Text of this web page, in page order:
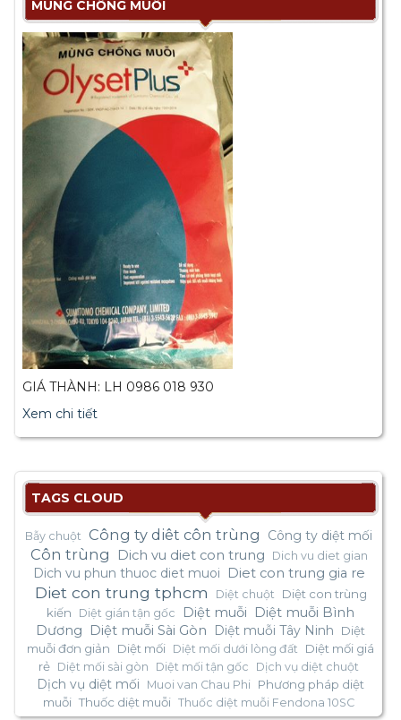
MÙNG CHỐNG MUỖI
GIÁ THÀNH: LH 0986 018 930
Xem chi tiết
TAGS CLOUD
Bẫy chuột Công ty diêt côn trùng Công ty diệt mối
Côn trùng Dich vu diet con trung Dich vu diet gian
Dich vu phun thuoc diet muoi Diet con trung gia re
Diet con trung tphcm Diệt chuột
Diệt con trùng
kiến
Diệt gián tận gốc Diệt muỗi
Diệt muỗi Bình
Dương
Diệt muỗi Sài Gòn Diệt muỗi Tây Ninh
Diệt
muỗi đơn giản
Diệt mối Diệt mối dưới lòng đất
Diệt mối giá
rẻ Diệt mối sài gòn Diệt mối tận gốc Dịch vụ diệt chuột
Dịch vụ diệt mối Muoi van Chau Phi
Phương pháp diệt
muỗi Thuốc diệt muỗi Thuốc diệt muỗi Fendona 10SC